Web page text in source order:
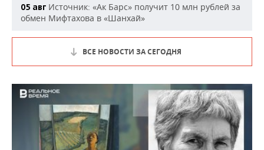
05 авг Источник: «Ак Барс» получит 10 млн рублей за
обмен Мифтахова в «Шанхай»
ВСЕ НОВОСТИ ЗА СЕГОДНЯ